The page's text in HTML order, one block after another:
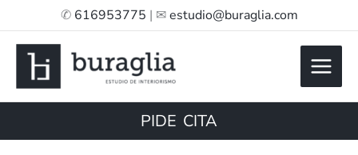
al
contenido
✆ 616953775 | ✉estudio@buraglia.com
PIDE CITA